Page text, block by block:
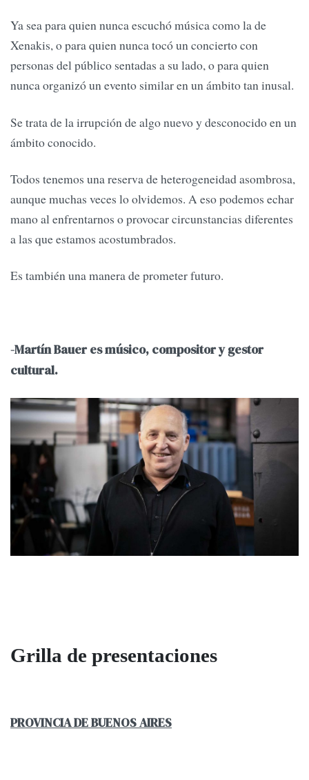
Ya sea para quien nunca escuchó música como la de
Xenakis, o para quien nunca tocó un concierto con
personas del público sentadas a su lado, o para quien
nunca organizó un evento similar en un ámbito tan inusal.
Se trata de la irrupción de algo nuevo y desconocido en un
ámbito conocido.
Todos tenemos una reserva de heterogeneidad asombrosa,
aunque muchas veces lo olvidemos. A eso podemos echar
mano al enfrentarnos o provocar circunstancias diferentes
a las que estamos acostumbrados.
Es también una manera de prometer futuro.
-Martín Bauer es músico, compositor y gestor
cultural.
Grilla de presentaciones
PROVINCIA DE BUENOS AIRES